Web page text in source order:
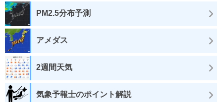
PM2.5分布予測
アメダス
2週間天気
気象予報士のポイント解説